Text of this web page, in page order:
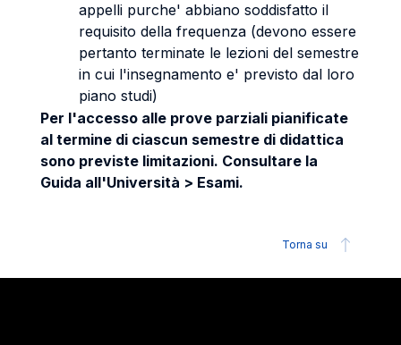
appelli purche' abbiano soddisfatto il
requisito della frequenza (devono essere
pertanto terminate le lezioni del semestre
in cui l'insegnamento e' previsto dal loro
piano studi)
Per l'accesso alle prove parziali pianificate
al termine di ciascun semestre di didattica
sono previste limitazioni. Consultare la
Guida all'Università > Esami.
Torna su